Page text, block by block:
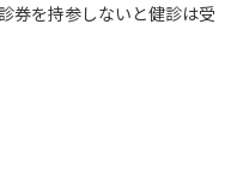
券を持参しないと健診は受